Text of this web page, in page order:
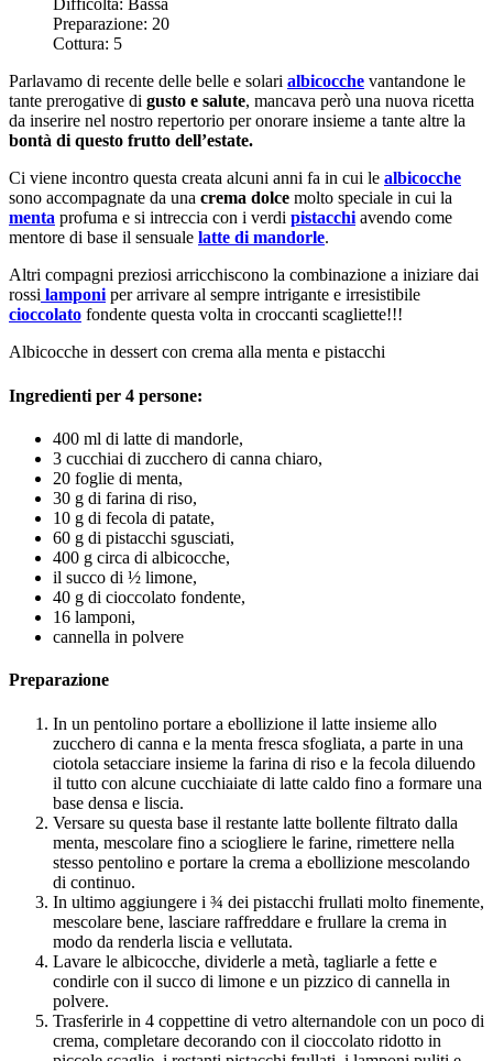
Difficoltà: Bassa
Preparazione: 20
Cottura: 5
Parlavamo di recente delle belle e solari albicocche vantandone le
tante prerogative di gusto e salute, mancava però una nuova ricetta
da inserire nel nostro repertorio per onorare insieme a tante altre la
bontà di questo frutto dell’estate.
Ci viene incontro questa creata alcuni anni fa in cui le albicocche
sono accompagnate da una crema dolce molto speciale in cui la
menta profuma e si intreccia con i verdi pistacchiavendo come
mentore di base il sensuale latte di mandorle.
Altri compagni preziosi arricchiscono la combinazione a iniziare dai
rossi lamponiper arrivare al sempre intrigante e irresistibile
cioccolato fondente questa volta in croccanti scagliette!!!
Albicocche in dessert con crema alla menta e pistacchi
Ingredienti per 4 persone:
400 ml di latte di mandorle,
3 cucchiai di zucchero di canna chiaro,
20 foglie di menta,
30 g di farina di riso,
10 g di fecola di patate,
60 g di pistacchi sgusciati,
400 g circa di albicocche,
il succo di ½ limone,
40 g di cioccolato fondente,
16 lamponi,
cannella in polvere
Preparazione
In un pentolino portare a ebollizione il latte insieme allo
zucchero di canna e la menta fresca sfogliata, a parte in una
ciotola setacciare insieme la farina di riso e la fecola diluendo
il tutto con alcune cucchiaiate di latte caldo fino a formare una
base densa e liscia.
Versare su questa base il restante latte bollente filtrato dalla
menta, mescolare fino a sciogliere le farine, rimettere nella
stesso pentolino e portare la crema a ebollizione mescolando
di continuo.
In ultimo aggiungere i ¾ dei pistacchi frullati molto finemente,
mescolare bene, lasciare raffreddare e frullare la crema in
modo da renderla liscia e vellutata.
Lavare le albicocche, dividerle a metà, tagliarle a fette e
condirle con il succo di limone e un pizzico di cannella in
polvere.
Trasferirle in 4 coppettine di vetro alternandole con un poco di
crema, completare decorando con il cioccolato ridotto in